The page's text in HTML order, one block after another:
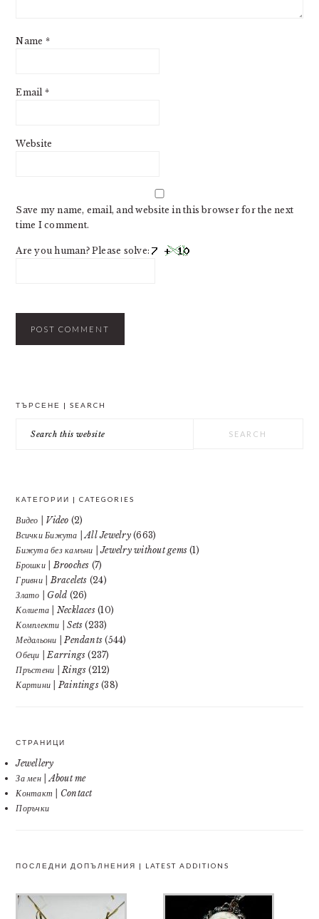
Name *
Email *
Website
Save my name, email, and website in this browser for the next
time I comment.
Are you human? Please solve:
ТЪРСЕНЕ | SEARCH
this
КАТЕГОРИИ | CATEGORIES
Видео | Video (2)
Всички Бижута | All Jewelry(663)
Бижута без камъни | Jewelry without gems (1)
Брошки | Brooches (7)
Гривни | Bracelets (24)
Злато | Gold (26)
Колиета | Necklaces(10)
Комплекти | Sets (233)
Медальони | Pendants (544)
Обеци | Earrings (237)
Пръстени | Rings (212)
Картини | Paintings(38)
СТРАНИЦИ
Jewellery
За мен | About me
Контакт | Contact
Поръчки
ПОСЛЕДНИ ДОПЪЛНЕНИЯ | LATEST ADDITIONS